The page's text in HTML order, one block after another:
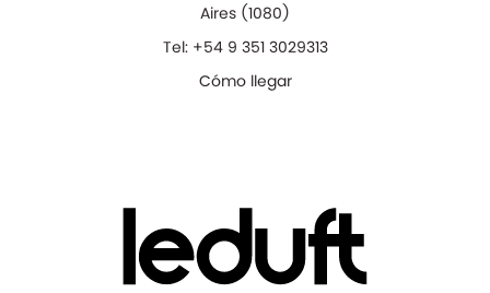
Aires (1080)
Tel: +54 9 351 3029313
Cómo llegar